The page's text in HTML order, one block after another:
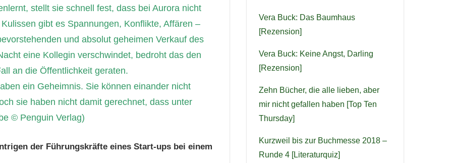
stellt sie schnell fest, dass bei Aurora nicht
gibt es Spannungen, Konflikte, Affären –
und absolut geheimen Verkauf des
eine Kollegin verschwindet, bedroht das den
an die Öffentlichkeit geraten.
ein Geheimnis. Sie können einander nicht
sie haben nicht damit gerechnet, dass unter
© Penguin Verlag)
der Führungskräfte eines Start-ups bei einem
Vera Buck: Das Baumhaus
[Rezension]
Vera Buck: Keine Angst, Darling
[Rezension]
Zehn Bücher, die alle lieben, aber
mir nicht gefallen haben [Top Ten
Thursday]
Kurzweil bis zur Buchmesse 2018 –
Runde 4 [Literaturquiz]